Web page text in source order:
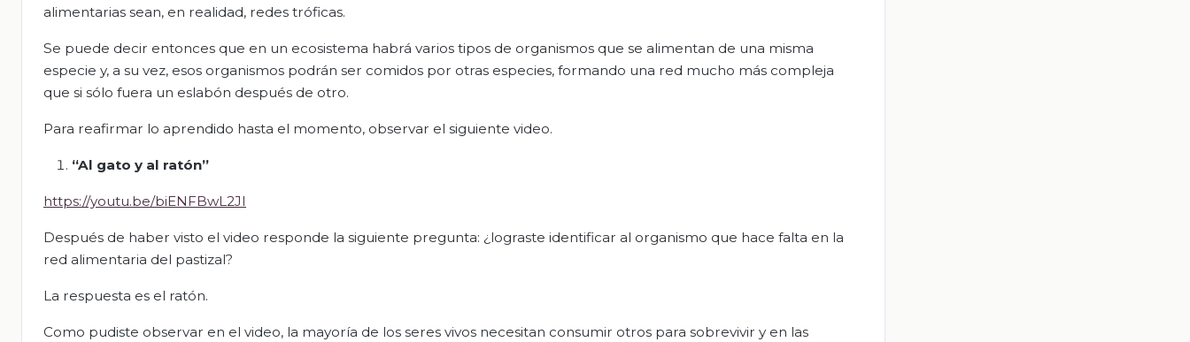
alimentarias sean, en realidad, redes tróficas.
Se puede decir entonces que en un ecosistema habrá varios tipos de organismos que se alimentan de una misma
especie y, a su vez, esos organismos podrán ser comidos por otras especies, formando una red mucho más compleja
que si sólo fuera un eslabón después de otro.
Para reafirmar lo aprendido hasta el momento, observar el siguiente video.
“Al gato y al ratón”
https://youtu.be/biENFBwL2JI
Después de haber visto el video responde la siguiente pregunta: ¿lograste identificar al organismo que hace falta en la
red alimentaria del pastizal?
La respuesta es el ratón.
Como pudiste observar en el video, la mayoría de los seres vivos necesitan consumir otros para sobrevivir y en las